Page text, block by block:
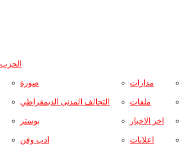
الحزب
صورة
التحالف المدني الديمقراطي
بوستر
ادب وفن
مدارات
ملفات
اخر الاخبار
اعلانات